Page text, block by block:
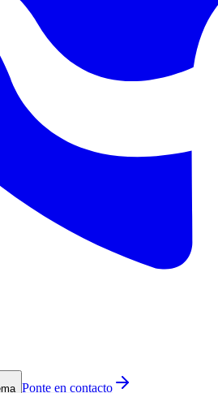
Ponte en contacto